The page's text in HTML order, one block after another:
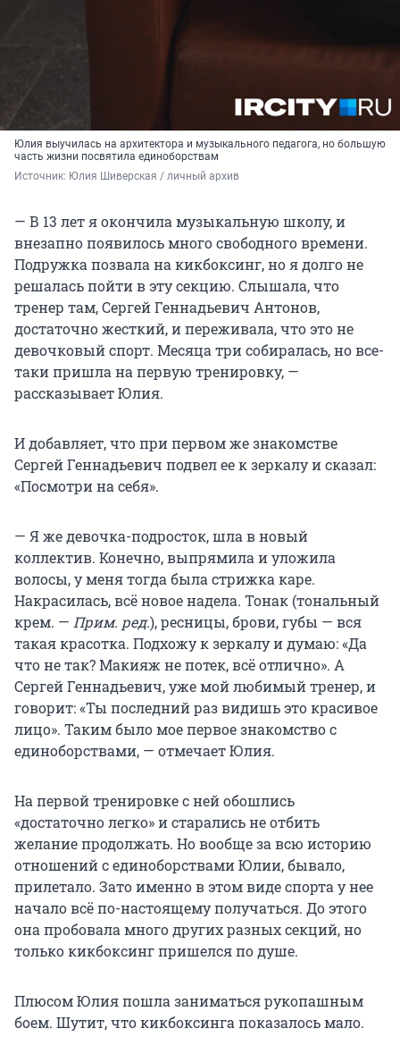
Юлия выучилась на архитектора и музыкального педагога, но большую
часть жизни посвятила единоборствам
Источник: Юлия Шиверская / личный архив
— В 13 лет я окончила музыкальную школу, и
внезапно появилось много свободного времени.
Подружка позвала на кикбоксинг, но я долго не
решалась пойти в эту секцию. Слышала, что
тренер там, Сергей Геннадьевич Антонов,
достаточно жесткий, и переживала, что это не
девочковый спорт. Месяца три собиралась, но все-
таки пришла на первую тренировку, —
рассказывает Юлия.
И добавляет, что при первом же знакомстве
Сергей Геннадьевич подвел ее к зеркалу и сказал:
«Посмотри на себя».
— Я же девочка-подросток, шла в новый
коллектив. Конечно, выпрямила и уложила
волосы, у меня тогда была стрижка каре.
Накрасилась, всё новое надела. Тонак (тональный
крем. — Прим. ред.), ресницы, брови, губы — вся
такая красотка. Подхожу к зеркалу и думаю: «Да
что не так? Макияж не потек, всё отлично». А
Сергей Геннадьевич, уже мой любимый тренер, и
говорит: «Ты последний раз видишь это красивое
лицо». Таким было мое первое знакомство с
единоборствами, — отмечает Юлия.
На первой тренировке с ней обошлись
«достаточно легко» и старались не отбить
желание продолжать. Но вообще за всю историю
отношений с единоборствами Юлии, бывало,
прилетало. Зато именно в этом виде спорта у нее
начало всё по-настоящему получаться. До этого
она пробовала много других разных секций, но
только кикбоксинг пришелся по душе.
Плюсом Юлия пошла заниматься рукопашным
боем. Шутит, что кикбоксинга показалось мало.